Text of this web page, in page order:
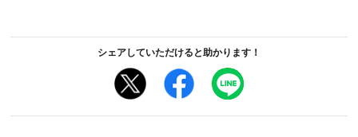
シェアしていただけると助かります！